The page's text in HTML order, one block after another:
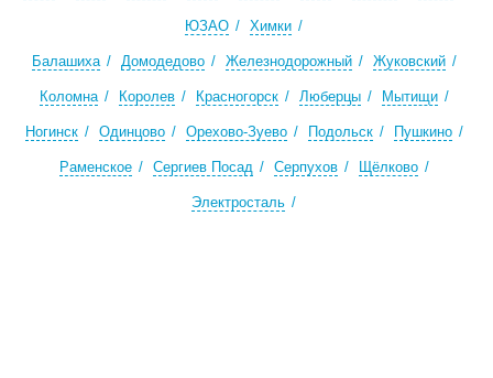
ЮЗАО Химки
Балашиха Домодедово Железнодорожный Жуковский
Коломна Королев Красногорск Люберцы Мытищи
Ногинск Одинцово Орехово-Зуево Подольск Пушкино
Раменское Сергиев Посад Серпухов Щёлково
Электросталь